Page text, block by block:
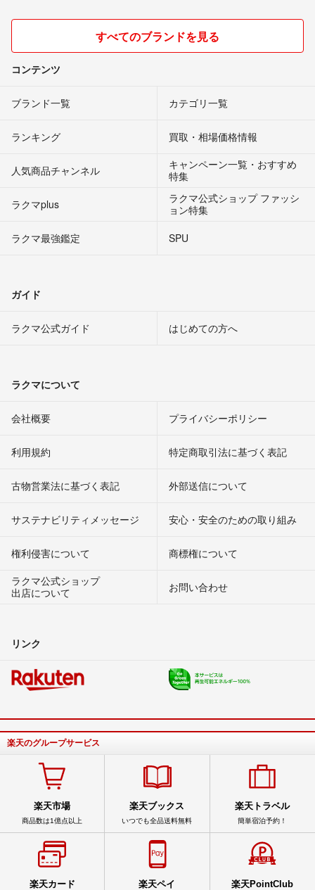
すべてのブランドを見る
コンテンツ
ブランド一覧 カテゴリ一覧
ランキング 買取・相場価格情報
人気商品チャンネル
キャンペーン一覧・おすすめ
特集
ラクマplus
ラクマ公式ショップ ファッシ
ョン特集
ラクマ最強鑑定
SPU
ガイド
ラクマ公式ガイド はじめての方へ
ラクマについて
会社概要 プライバシーポリシー
利用規約 特定商取引法に基づく表記
古物営業法に基づく表記 外部送信について
サステナビリティメッセージ 安心・安全のための取り組み
権利侵害について
商標権について
ラクマ公式ショップ
出店について
お問い合わせ
リンク
楽天のグループサービス
楽天市場
商品数は1億点以上
楽天ブックス
いつでも全品送料無料
楽天トラベル
簡単宿泊予約！
楽天カード 楽天ペイ 楽天PointClub